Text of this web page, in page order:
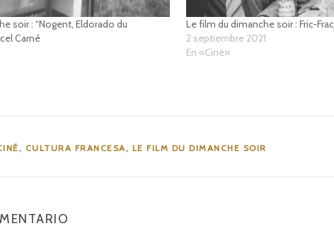
soir : “Nogent, Eldorado du
Carné
Le film du dimanche soir : Fric-Frac
2 septiembre 2021
En «Ciné»
, CULTURA FRANCESA , LE FILM DU DIMANCHE SOIR